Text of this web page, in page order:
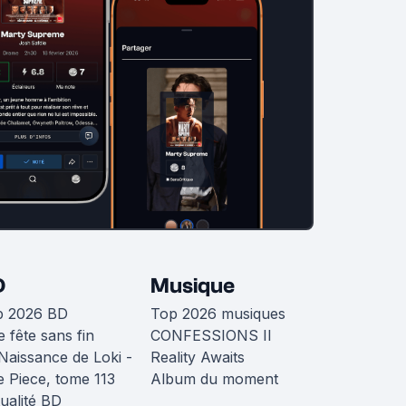
2026 BD
fête sans fin
de Loki -
Piece, tome 113
BD
Musique
Top 2026 musiques
CONFESSIONS II
Reality Awaits
Album du moment